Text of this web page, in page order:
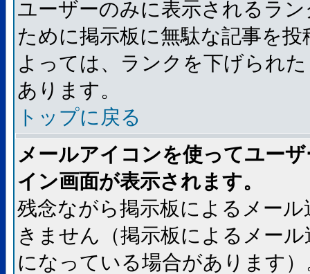
ユーザーのみに表示されるラ
ために掲示板に無駄な記事を
よっては、ランクを下げられ
あります。
トップに戻る
メールアイコンを使ってユー
イン画面が表示されます。
残念ながら掲示板によるメー
きません（掲示板によるメー
になっている場合があります